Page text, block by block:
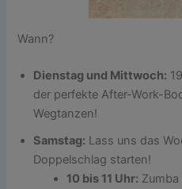
Wann?
Dienstag und Mittwoch:
der perfekte After-Work-
Wegtanzen!
Samstag: Lass uns das
Doppelschlag starten!
10 bis 11 Uhr: